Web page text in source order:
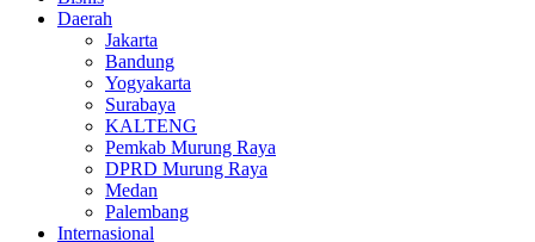
Daerah
Jakarta
Bandung
Yogyakarta
Surabaya
KALTENG
Pemkab Murung Raya
DPRD Murung Raya
Medan
Palembang
Internasional